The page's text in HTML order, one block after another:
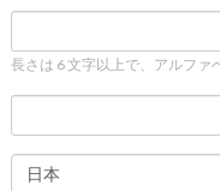
長さは 6 文字以上で、アルファ
日本